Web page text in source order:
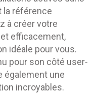
la référence
à créer votre
efficacement,
idéale pour vous.
pour son côté user-
également une
incroyables.